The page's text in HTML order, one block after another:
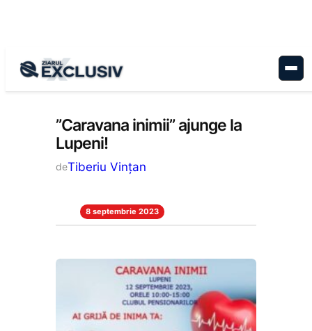
Stiri la zi
”Caravana inimii” ajunge la
Lupeni!
deTiberiu Vințan
8 septembrie 2023